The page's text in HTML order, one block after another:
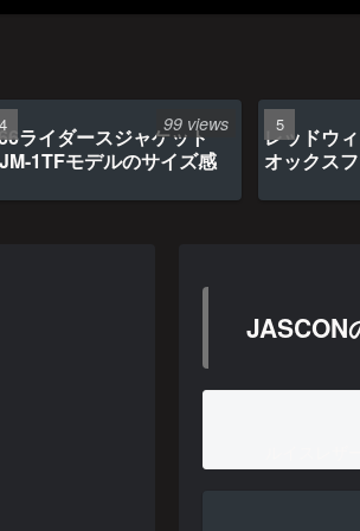
ライダースジャケット
1TFモデルのサイズ感
99 views
レッドウ
オックス
1年間の経
JASCON